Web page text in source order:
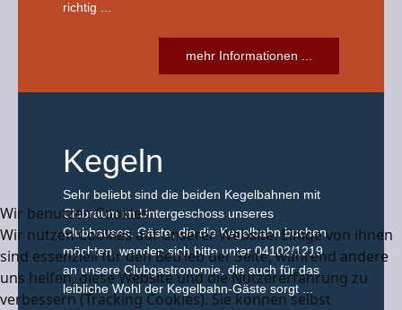
richtig ...
mehr Informationen ...
Kegeln
Sehr beliebt sind die beiden Kegelbahnen mit
Clubraum im Untergeschoss unseres
Clubhauses. Gäste, die die Kegelbahn buchen
möchten, wenden sich bitte unter 04102/1219
an unsere Clubgastronomie, die auch für das
leibliche Wohl der Kegelbahn-Gäste sorgt ...
Wir benutzen Cookies
Wir nutzen Cookies auf unserer Website. Einige von ihnen
sind essenziell für den Betrieb der Seite, während andere
uns helfen, diese Website und die Nutzererfahrung zu
verbessern (Tracking Cookies). Sie können selbst